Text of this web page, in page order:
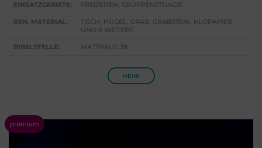
EINSATZGEBIETE: FREIZEITEN, GRUPPENSTUNDE
BEN. MATERIAL:
TISCH, HÜGEL, GRAB, GRABSTEIN, KLOPAPIER,
UND 6 WEITERE
BIBELSTELLE: MATTHÄUS 28
MEHR